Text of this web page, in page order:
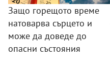
Защо горещото време
натоварва сърцето и
може да доведе до
опасни състояния